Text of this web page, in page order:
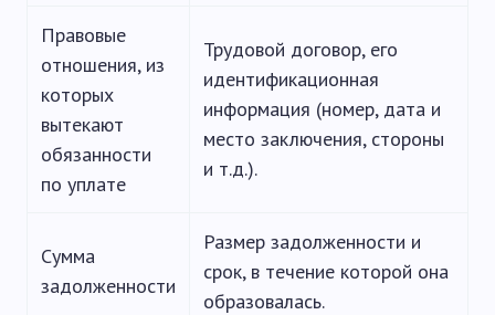
Правовые
отношения, из
которых
вытекают
обязанности
по уплате
Трудовой договор, его
идентификационная
информация (номер, дата и
место заключения, стороны
и т.д.).
Сумма
задолженности
Размер задолженности и
срок, в течение которой она
образовалась.